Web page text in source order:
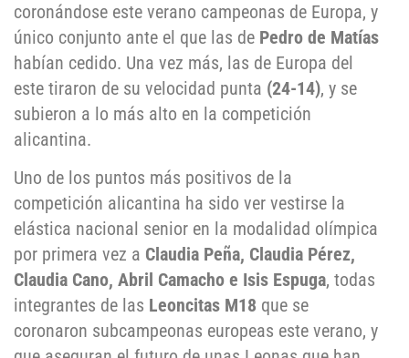
coronándose este verano campeonas de Europa, y
único conjunto ante el que las de Pedro de Matías
habían cedido. Una vez más, las de Europa del
este tiraron de su velocidad punta (24-14), y se
subieron a lo más alto en la competición
alicantina.
Uno de los puntos más positivos de la
competición alicantina ha sido ver vestirse la
elástica nacional senior en la modalidad olímpica
por primera vez a Claudia Peña, Claudia Pérez,
Claudia Cano, Abril Camacho e Isis Espuga, todas
integrantes de las Leoncitas M18 que se
coronaron subcampeonas europeas este verano, y